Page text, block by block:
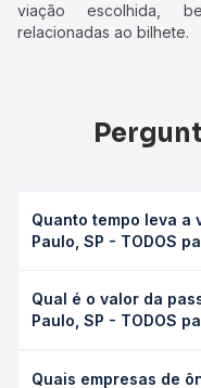
viação escolhida,
relacionadas ao bilhete.
Quanto tempo leva a
Paulo, SP - TODOS
Carmo do Rio Claro,
podendo variar
Qual é o valor da
Paulo, SP - TODOS
TODOS para Carmo do
Quais empresas de